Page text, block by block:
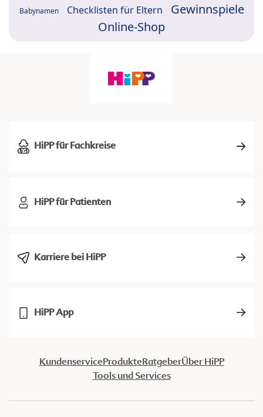
Babynamen Checklisten für Eltern
Gewinnspiele
Online-Shop
HiPP für Fachkreise
HiPP für Patienten
Karriere bei HiPP
HiPP App
KundenserviceProdukteRatgeberÜber HiPP
Tools und Services